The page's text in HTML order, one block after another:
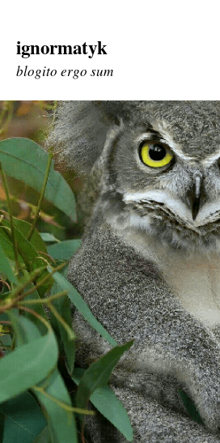
Skip
to
ignormatyk
blogito ergo sum